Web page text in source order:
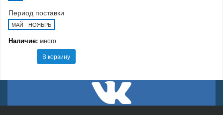
Период поставки
МАЙ - НОЯБРЬ
Наличие: много
В корзину